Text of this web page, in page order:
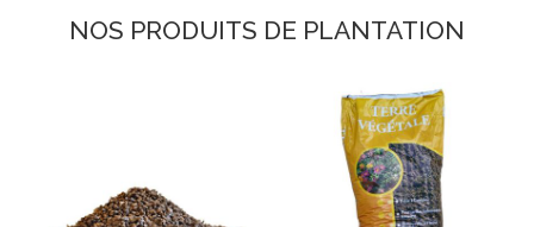
NOS PRODUITS DE PLANTATION